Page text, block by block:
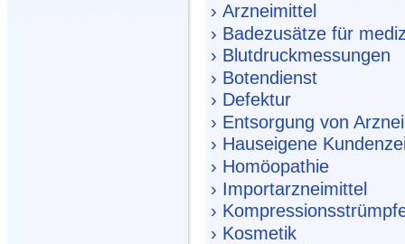
› Arzneimittel
› Badezusätze für
› Blutdruckmessungen
› Botendienst
› Defektur
› Entsorgung von
› Hauseigene
› Homöopathie
› Importarzneimittel
›
› Kosmetik